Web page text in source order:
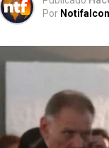
Por Notifalcon